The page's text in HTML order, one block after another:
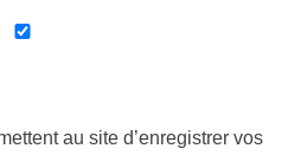
au site d’enregistrer vos